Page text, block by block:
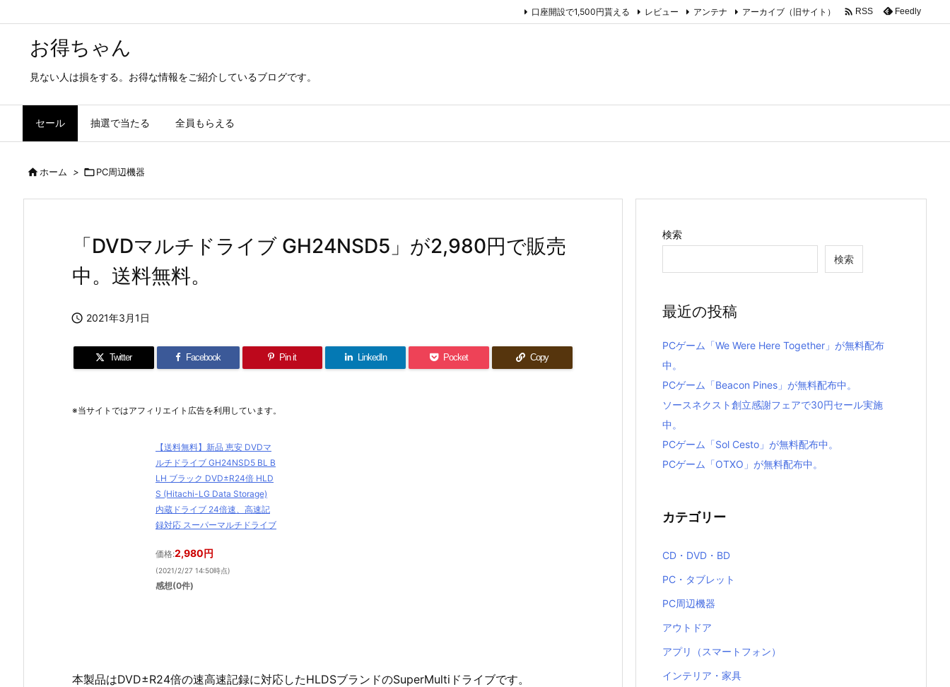
お得ちゃん
見ない人は損をする。お得な情報をご紹介しているブログです。
セール 抽選で当たる 全員もらえる
口座開設で1,500円貰える レビュー アンテナ アーカイブ（旧サイト）  RSS Feedly
ホーム > PC周辺機器
「DVDマルチドライブ GH24NSD5」が2,980円で販売
中。送料無料。
 2021年3月1日
Twitter Facebook Pin it LinkedIn Pocket Copy
※当サイトではアフィリエイト広告を利用しています。
【送料無料】新品 恵安 DVDマ
ルチドライブ GH24NSD5 BL B
LH ブラック DVD±R24倍 HLD
S (Hitachi-LG Data Storage)
内蔵ドライブ 24倍速、高速記
録対応 スーパーマルチドライブ
価格:2,980円
(2021/2/27 14:50時点)
感想(0件)
本製品はDVD±R24倍の速高速記録に対応したHLDSブランドのSuperMultiドライブです。
検索
検索
最近の投稿
PCゲーム「We Were Here Together」が無料配布
中。
PCゲーム「Beacon Pines」が無料配布中。
ソースネクスト創立感謝フェアで30円セール実施
中。
PCゲーム「Sol Cesto」が無料配布中。
PCゲーム「OTXO」が無料配布中。
カテゴリー
CD・DVD・BD
PC・タブレット
PC周辺機器
アウトドア
アプリ（スマートフォン）
インテリア・家具